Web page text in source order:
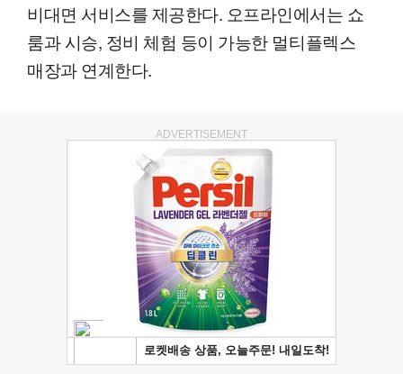
비대면 서비스를 제공한다. 오프라인에서는 쇼
룸과 시승, 정비 체험 등이 가능한 멀티플렉스
매장과 연계한다.
ADVERTISEMENT